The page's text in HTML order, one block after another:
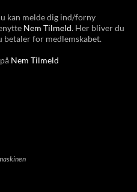
kan melde dig ind/forny
Nem Tilmeld. Her bliver du
betaler for medlemskabet.
Nem Tilmeld